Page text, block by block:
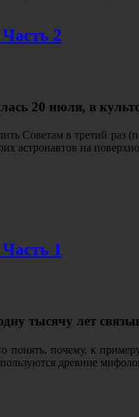
2
20 июля, в
Советам в третий раз
астронавтов на
1
тысячу лет
понять, почему, к
древние